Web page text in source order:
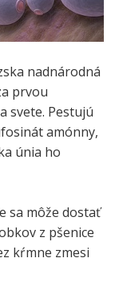
nadnárodná
prvou
svete. Pestujú
amónny,
únia ho
sa môže dostať
z pšenice
kŕmne zmesi